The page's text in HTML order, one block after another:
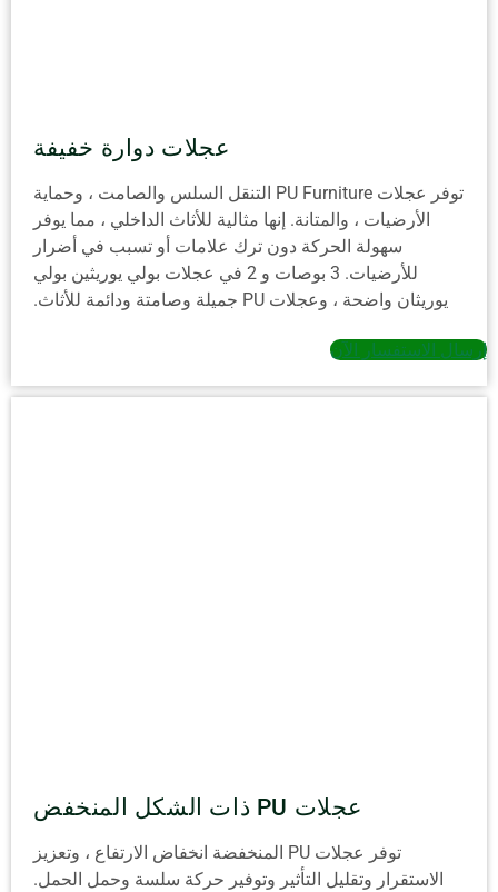
عجلات دوارة خفيفة
توفر عجلات PU Furniture التنقل السلس والصامت ، وحماية
الأرضيات ، والمتانة. إنها مثالية للأثاث الداخلي ، مما يوفر
سهولة الحركة دون ترك علامات أو تسبب في أضرار
للأرضيات. 3 بوصات و 2 في عجلات بولي يوريثين بولي
يوريثان واضحة ، وعجلات PU جميلة وصامتة ودائمة للأثاث.
إرسال الاستفسار الآن
عجلات PU ذات الشكل المنخفض
توفر عجلات PU المنخفضة انخفاض الارتفاع ، وتعزيز
الاستقرار وتقليل التأثير وتوفير حركة سلسة وحمل الحمل.